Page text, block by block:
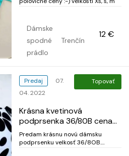
Dámske
spodné
prádlo
Trenčín
12 €
Predaj
07.
04. 2022
Topovať
Krásna kvetinová
podprsenka 36/80B cena
5e s poštovným.
Predam krásnu novú dámsku
podprsenku velkosť 36/8OB.